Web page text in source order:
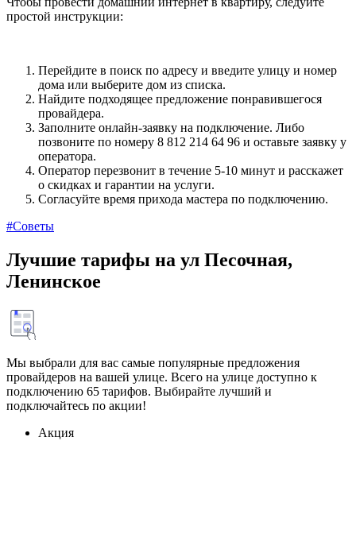
простой инструкции:
Перейдите в поиск по адресу и введите улицу и номер
дома или выберите дом из списка.
Найдите подходящее предложение понравившегося
провайдера.
Заполните онлайн-заявку на подключение. Либо
позвоните по номеру 8 812 214 64 96 и оставьте заявку у
оператора.
Оператор перезвонит в течение 5-10 минут и расскажет
о скидках и гарантии на услуги.
Согласуйте время прихода мастера по подключению.
#Советы
Лучшие тарифы на ул Песочная,
Ленинское
Мы выбрали для вас самые популярные предложения
провайдеров на вашей улице. Всего на улице доступно к
подключению 65 тарифов. Выбирайте лучший и
подключайтесь по акции!
Акция